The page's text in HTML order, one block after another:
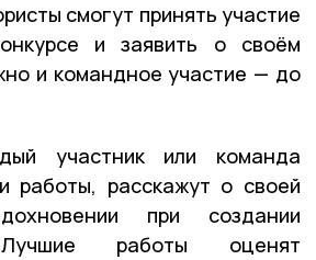
смогут принять участие
и заявить о своём
и командное участие — до
участник или команда
работы, расскажут о своей
при создании
Лучшие работы оценят